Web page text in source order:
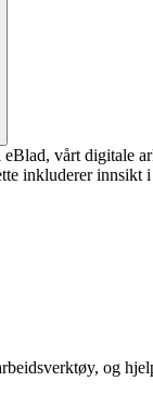
vårt
inkluderer innsikt
og